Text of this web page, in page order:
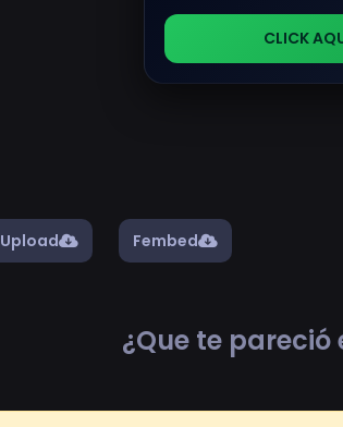
CLICK
Fembed
¿Que te pareció